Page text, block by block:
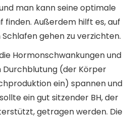
man kann seine optimale
finden. Außerdem hilft es, auf
gehen zu verzichten.
Hormonschwankungen und
(der Körper
ein) spannen und
ein gut sitzender BH, der
getragen werden. Die